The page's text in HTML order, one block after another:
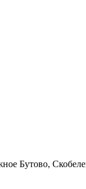
Бутово,